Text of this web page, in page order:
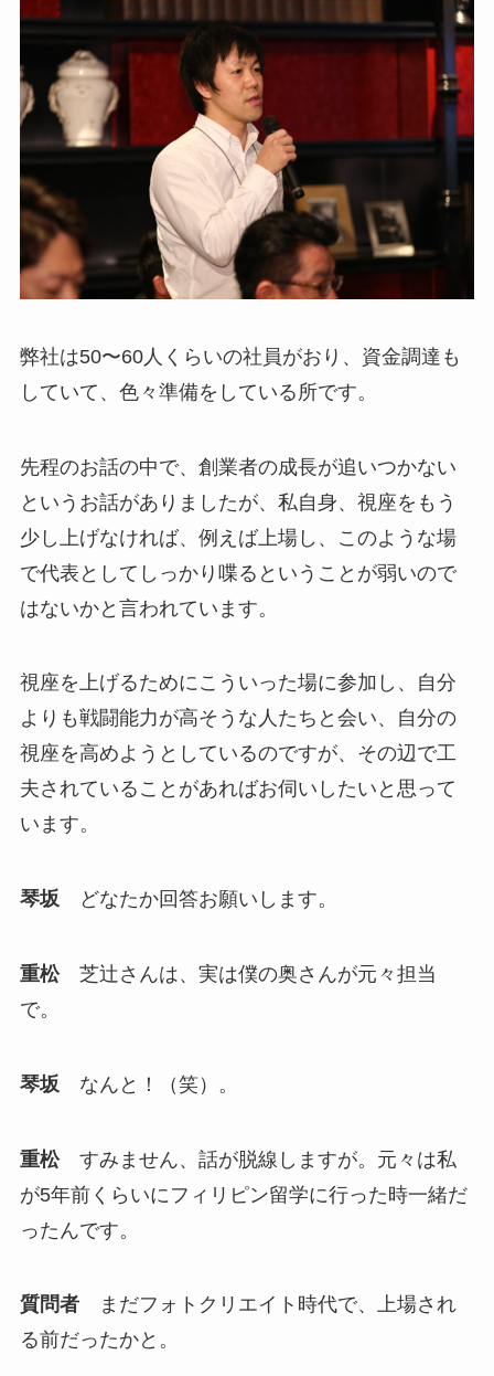
弊社は50〜60人くらいの社員がおり、資金調達も
していて、色々準備をしている所です。
先程のお話の中で、創業者の成長が追いつかない
というお話がありましたが、私自身、視座をもう
少し上げなければ、例えば上場し、このような場
で代表としてしっかり喋るということが弱いので
はないかと言われています。
視座を上げるためにこういった場に参加し、自分
よりも戦闘能力が高そうな人たちと会い、自分の
視座を高めようとしているのですが、その辺で工
夫されていることがあればお伺いしたいと思って
います。
琴坂どなたか回答お願いします。
重松芝辻さんは、実は僕の奥さんが元々担当
で。
琴坂 なんと！（笑）。
重松すみません、話が脱線しますが。元々は私
が5年前くらいにフィリピン留学に行った時一緒だ
ったんです。
質問者まだフォトクリエイト時代で、上場され
る前だったかと。